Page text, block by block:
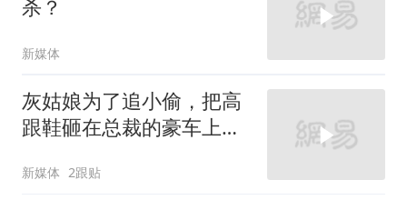
杀？
新媒体
灰姑娘为了追小偷，把高
跟鞋砸在总裁的豪车上，
新媒体 2跟贴